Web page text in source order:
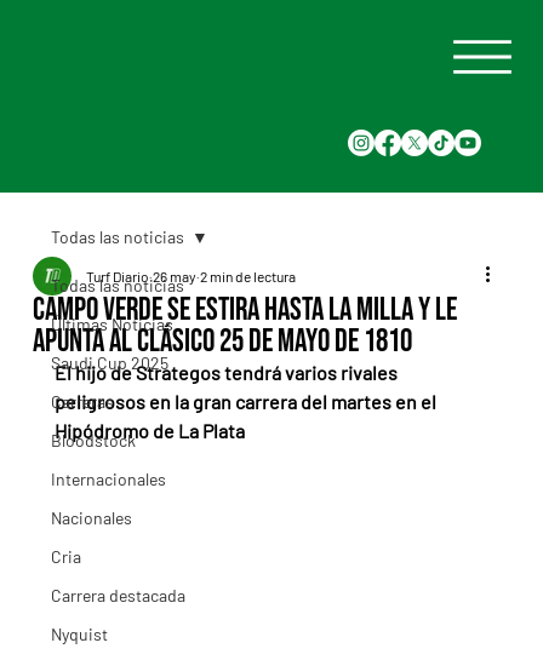
Todas las noticias
Últimas Noticias
Saudi Cup 2025
Carreras
Bloodstock
Internacionales
Nacionales
Cria
Carrera destacada
Nyquist
Todas las noticias
Campo Verde se estira hasta la milla y le
apunta al Clásico 25 de Mayo de 1810
Turf Diario 26 may 2 min de lectura
El hijo de Strategos tendrá varios rivales
peligrosos en la gran carrera del martes en el
Hipódromo de La Plata